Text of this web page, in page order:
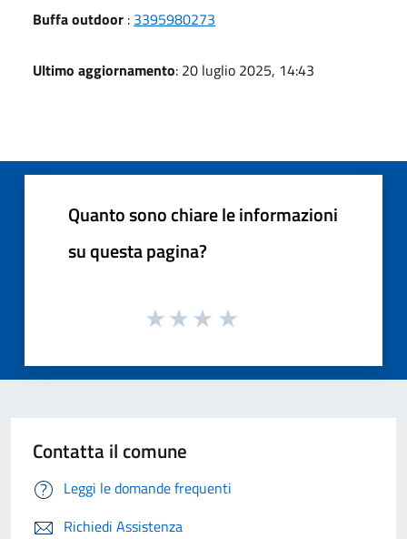
Buffa outdoor : 3395980273
Ultimo aggiornamento: 20 luglio 2025, 14:43
Quanto sono chiare le informazioni
su questa pagina?
Contatta il comune
Leggi le domande frequenti
Richiedi Assistenza